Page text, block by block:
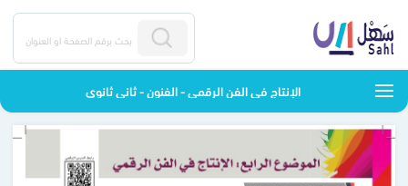
الإنتاج في الفن الرقمي - الفنون - ثاني ثانوي